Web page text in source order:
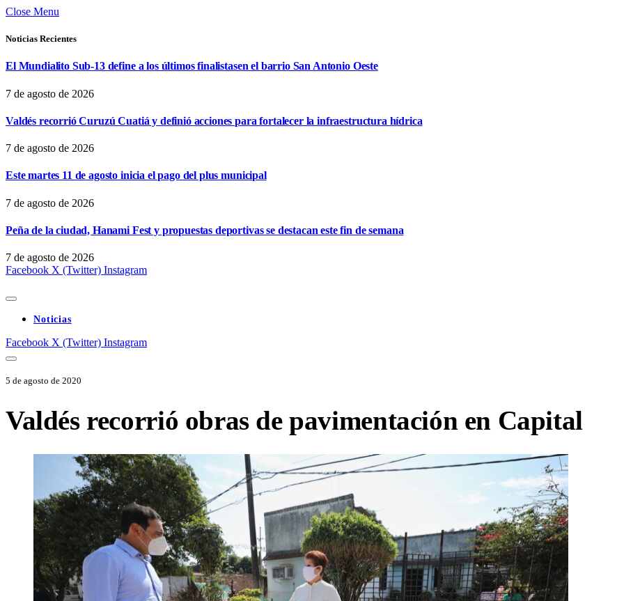
Close Menu
Noticias Recientes
El Mundialito Sub-13 define a los últimos finalistasen el barrio San Antonio Oeste
7 de agosto de 2026
Valdés recorrió Curuzú Cuatiá y definió acciones para fortalecer la infraestructura hídrica
7 de agosto de 2026
Este martes 11 de agosto inicia el pago del plus municipal
7 de agosto de 2026
Peña de la ciudad, Hanami Fest y propuestas deportivas se destacan este fin de semana
7 de agosto de 2026
Facebook X (Twitter) Instagram
Noticias
Facebook X (Twitter) Instagram
5 de agosto de 2020
Valdés recorrió obras de pavimentación en Capital